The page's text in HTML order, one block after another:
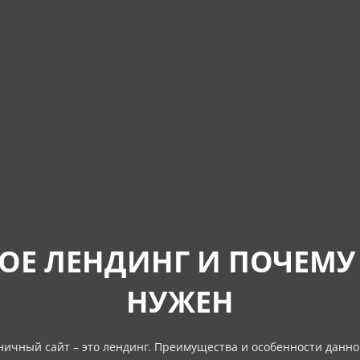
ЛЕНДИНГ И
НУЖЕН
сайт – это лендинг. Преимущества и особенности